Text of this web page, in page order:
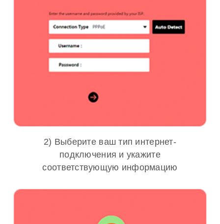
2) Выберите ваш тип интернет-
подключения и укажите
соответствующую информацию